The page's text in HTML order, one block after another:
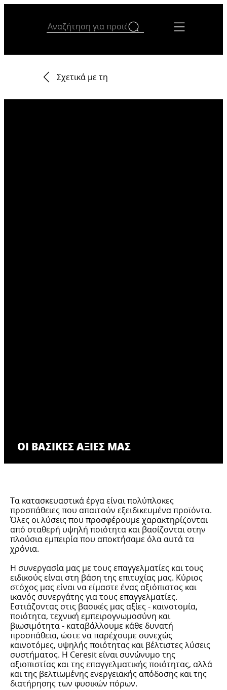
Σχετικά με τη
ΟΙ ΒΑΣΙΚΈΣ ΑΞΊΕΣ ΜΑΣ
Τα κατασκευαστικά έργα είναι πολύπλοκες
προσπάθειες που απαιτούν εξειδικευμένα προϊόντα.
Όλες οι λύσεις που προσφέρουμε χαρακτηρίζονται
από σταθερή υψηλή ποιότητα και βασίζονται στην
πλούσια εμπειρία που αποκτήσαμε όλα αυτά τα
χρόνια.
Η συνεργασία μας με τους επαγγελματίες και τους
ειδικούς είναι στη βάση της επιτυχίας μας. Κύριος
στόχος μας είναι να είμαστε ένας αξιόπιστος και
ικανός συνεργάτης για τους επαγγελματίες.
Εστιάζοντας στις βασικές μας αξίες - καινοτομία,
ποιότητα, τεχνική εμπειρογνωμοσύνη και
βιωσιμότητα - καταβάλλουμε κάθε δυνατή
προσπάθεια, ώστε να παρέχουμε συνεχώς
καινοτόμες, υψηλής ποιότητας και βέλτιστες λύσεις
συστήματος. Η Ceresit είναι συνώνυμο της
αξιοπιστίας και της επαγγελματικής ποιότητας, αλλά
και της βελτιωμένης ενεργειακής απόδοσης και της
διατήρησης των φυσικών πόρων.